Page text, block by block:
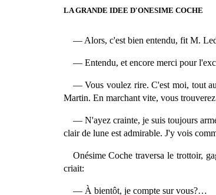
LA GRANDE IDEE D'ONESIME COCHE
— Alors, c'est bien entendu, fit M.
— Entendu, et encore merci pour
— Vous voulez rire. C'est moi, tout
Martin. En marchant vite, vous
— N'ayez crainte, je suis toujours
clair de lune est admirable. J'y vois
Onésime Coche traversa le trottoir,
criait:
— À bientôt, je compte sur vous?…